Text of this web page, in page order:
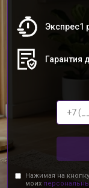
Экспрес1
Гарантия
Нажимая на
моих